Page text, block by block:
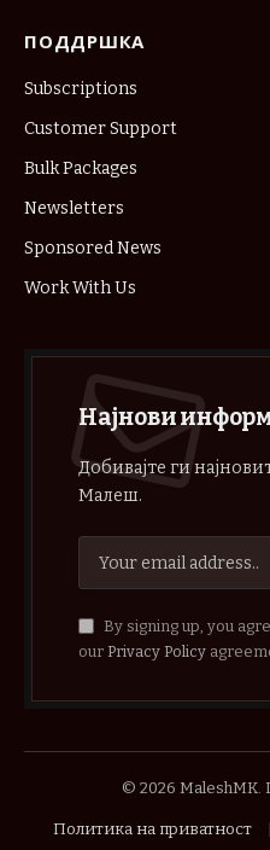
ПОДДРШКА
Subscriptions
Customer Support
Bulk Packages
Newsletters
Sponsored News
Work With Us
Најнови
Добивајте ги
Малеш.
By signing up, you
our Privacy Policy
© 2026 MaleshMK.
Политика на приватност